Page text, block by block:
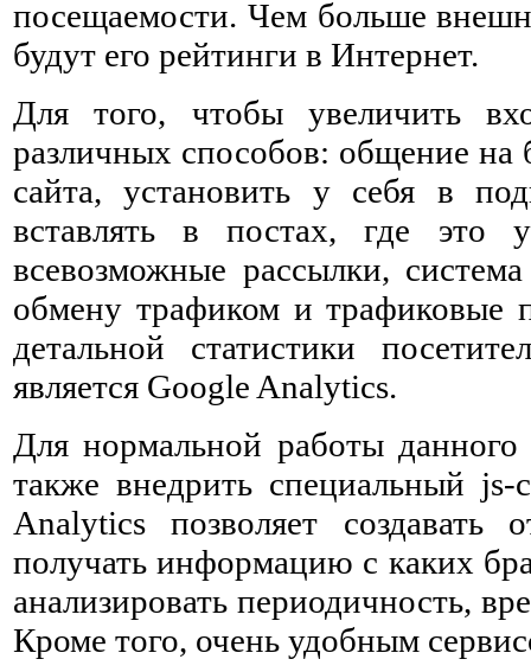
посещаемости. Чем больше
будут его рейтинги в Интернет.
Для того, чтобы увеличить
различных способов: общение на
сайта, установить у себя в
вставлять в постах, где это
всевозможные рассылки,
обмену трафиком и трафиковые
детальной статистики
является Google Analytics.
Для нормальной работы
также внедрить специальный
Analytics позволяет создавать
получать информацию с каких
анализировать периодичность,
Кроме того, очень удобным